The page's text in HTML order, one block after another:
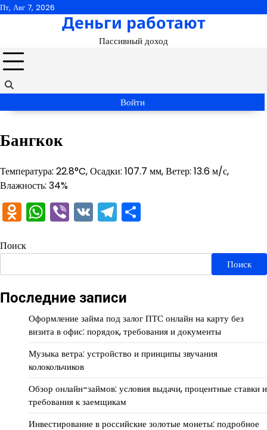
Перейти
Пт, Авг 7, 2026
Деньги работают
Пассивный доход
Войти
Бангкок
Температура: 22.8°C, Осадки: 107.7 мм, Ветер: 13.6 м/с,
Влажность: 34%
Odnoklassniki
WhatsApp
Viber
VKTelegram
Поиск
Поиск
Последние записи
Оформление займа под залог ПТС онлайн на карту без
визита в офис: порядок, требования и документы
Музыка ветра: устройство и принципы звучания
колокольчиков
Обзор онлайн-займов: условия выдачи, процентные ставки и
требования к заемщикам
Инвестирование в российские золотые монеты: подробное